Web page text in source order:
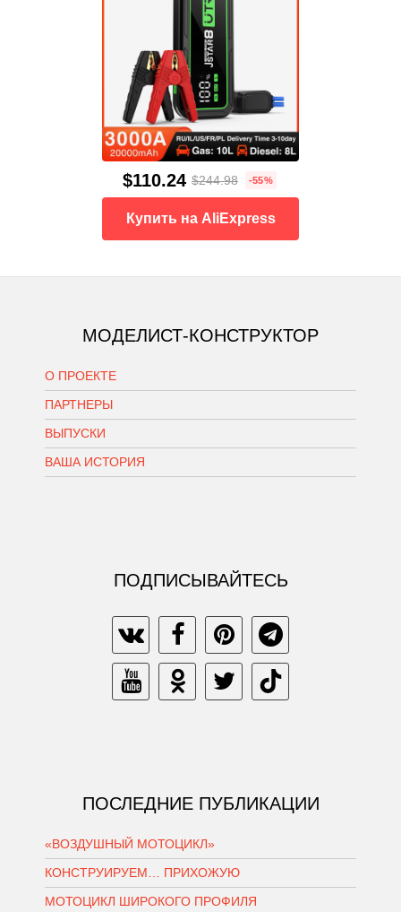
$110.24 $244.98 -55%
Купить на AliExpress
МОДЕЛИСТ-КОНСТРУКТОР
О ПРОЕКТЕ
ПАРТНЕРЫ
ВЫПУСКИ
ВАША ИСТОРИЯ
ПОДПИСЫВАЙТЕСЬ
ПОСЛЕДНИЕ ПУБЛИКАЦИИ
«ВОЗДУШНЫЙ МОТОЦИКЛ»
КОНСТРУИРУЕМ… ПРИХОЖУЮ
МОТОЦИКЛ ШИРОКОГО ПРОФИЛЯ